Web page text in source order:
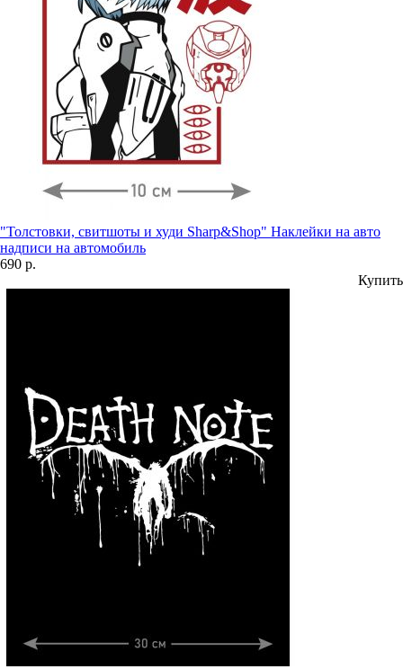
"Толстовки, свитшоты и худи Sharp&Shop" Наклейки на авто
надписи на автомобиль
690 р.
Купить